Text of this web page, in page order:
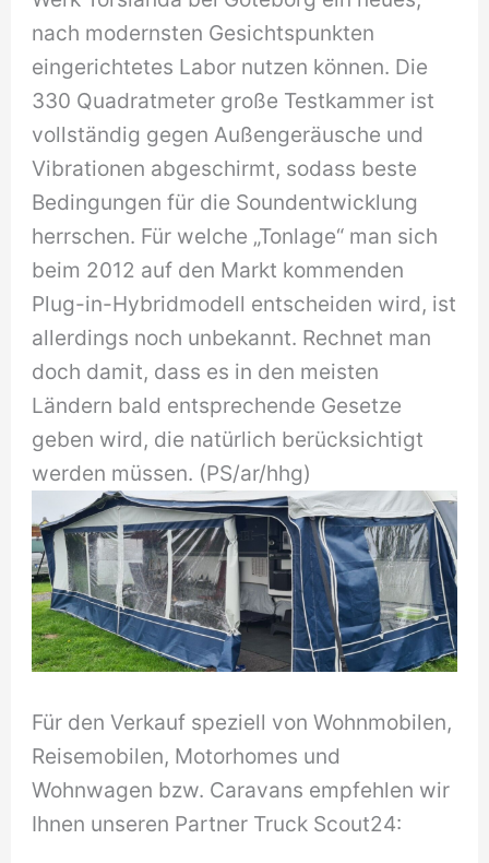
nach modernsten Gesichtspunkten
eingerichtetes Labor nutzen können. Die
330 Quadratmeter große Testkammer ist
vollständig gegen Außengeräusche und
Vibrationen abgeschirmt, sodass beste
Bedingungen für die Soundentwicklung
herrschen. Für welche „Tonlage“ man sich
beim 2012 auf den Markt kommenden
Plug-in-Hybridmodell entscheiden wird, ist
allerdings noch unbekannt. Rechnet man
doch damit, dass es in den meisten
Ländern bald entsprechende Gesetze
geben wird, die natürlich berücksichtigt
werden müssen. (PS/ar/hhg)
Für den Verkauf speziell von Wohnmobilen,
Reisemobilen, Motorhomes und
Wohnwagen bzw. Caravans empfehlen wir
Ihnen unseren Partner Truck Scout24: